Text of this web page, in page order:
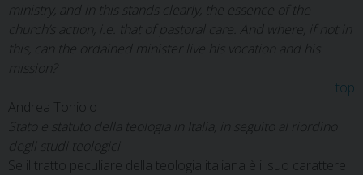
ministry, and in this stands clearly, the essence of the
church’s action, i.e. that of pastoral care. And where, if not in
this, can the ordained minister live his vocation and his
mission?
top
Andrea Toniolo
Stato e statuto della teologia in Italia, in seguito al riordino
degli studi teologici
Se il tratto peculiare della teologia italiana è il suo carattere